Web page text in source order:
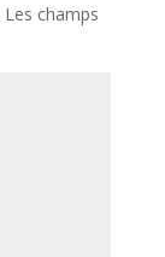
Les champs